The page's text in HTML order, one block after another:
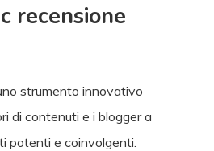
recensione
strumento innovativo
di contenuti e i blogger a
potenti e coinvolgenti.